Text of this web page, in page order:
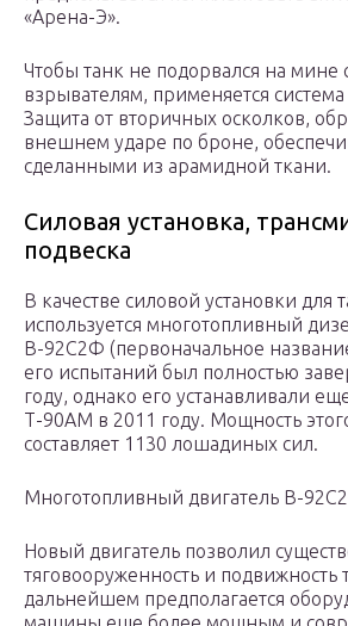
«Арена-Э».
Чтобы танк не подорвался на мине
взрывателям, применяется
Защита от вторичных осколков,
внешнем ударе по броне,
сделанными из арамидной ткани.
Силовая установка,
подвеска
В качестве силовой установки для
используется многотопливный
В-92С2Ф (первоначальное
его испытаний был полностью
году, однако его устанавливали
Т-90АМ в 2011 году. Мощность
составляет 1130 лошадиных сил.
Многотопливный двигатель В-
Новый двигатель позволил
тяговооруженность и
дальнейшем предполагается